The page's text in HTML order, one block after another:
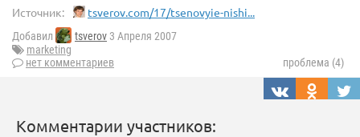
Источник: tsverov.com/17/tsenovyie-nishi...
Добавил tsverov 3 Апреля 2007
marketing
нет комментариев
проблема (4)
Комментарии участников: